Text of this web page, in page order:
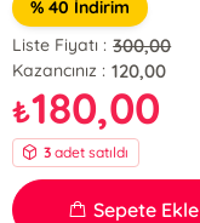
% 40 İndirim
Liste Fiyatı : 300,00
Kazancınız : 120,00
₺180,00
3 adet satıldı
Sepete Ekle